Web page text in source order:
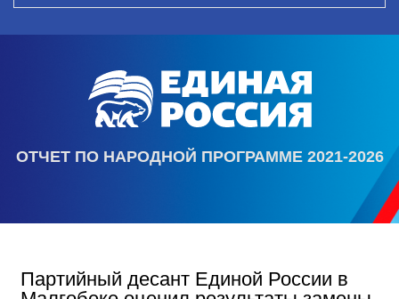
ОТЧЕТ ПО НАРОДНОЙ ПРОГРАММЕ 2021-2026
Партийный десант Единой России в